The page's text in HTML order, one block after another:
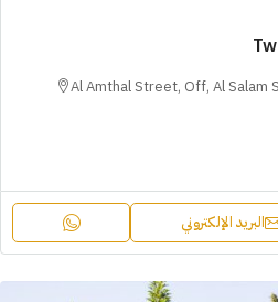
Al Amthal Street, Off, Al
البريد الإلكتروني